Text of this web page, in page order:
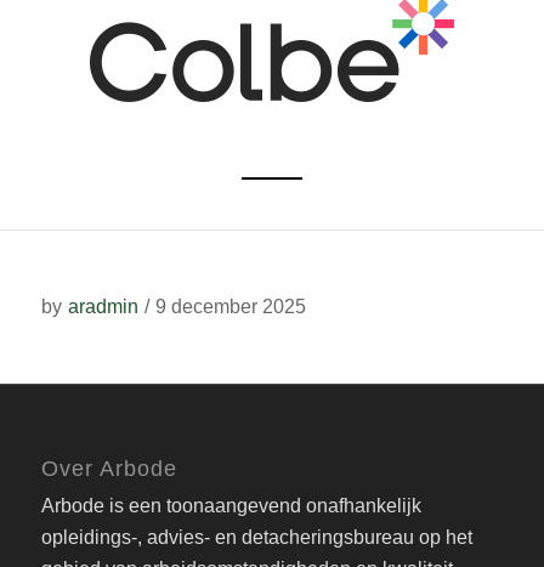
by aradmin / 9 december 2025
Over Arbode
Arbode is een toonaangevend onafhankelijk
opleidings-, advies- en detacheringsbureau op het